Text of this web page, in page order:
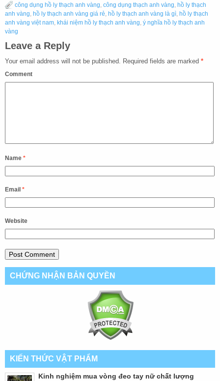
công dụng hồ ly thạch anh vàng công dụng thạch anh vàng hồ ly thạch
anh vàng hồ ly thạch anh vàng giá rẻ hồ ly thạch anh vàng là gì hồ ly thạch
anh vàng việt nam khái niệm hồ ly thạch anh vàng ý nghĩa hồ ly thạch anh
vàng
Leave a Reply
Your email address will not be published. Required fields are marked *
Comment
Name *
Email *
Website
CHỨNG NHẬN BẢN QUYỀN
KIẾN THỨC VẬT PHẨM
Kinh nghiệm mua vòng đeo tay nữ chất lượng